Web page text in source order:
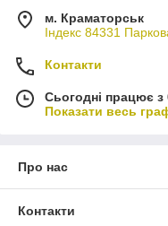
м. Краматорськ
Індекс 84331
Контакти
Сьогодні працює з
Показати весь
Про нас
Контакти